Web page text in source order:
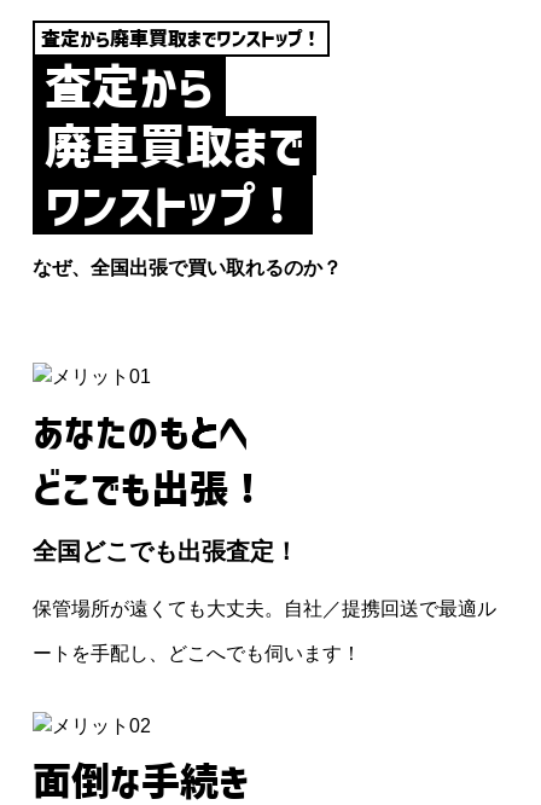
査定から廃車買取までワンストップ！
査定から
廃車買取まで
ワンストップ！
なぜ、全国出張で買い取れるのか？
あなたのもとへ
どこでも出張！
全国どこでも出張査定！
保管場所が遠くても大丈夫。自社／提携回送で最適ル
ートを手配し、どこへでも伺います！
面倒な手続き